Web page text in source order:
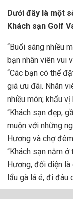
Dưới đây là một
Khách sạn Golf
“Buổi sáng nhiều
bạn nhân viên vui
“Các bạn có thể
giá ưu đãi. Nhân
nhiều món; khẩu vị
“Khách sạn đẹp,
muộn với những
Hương và chợ
“Khách sạn nằm
Hương, đối diện là
lẩu gà lá é, đi đâu